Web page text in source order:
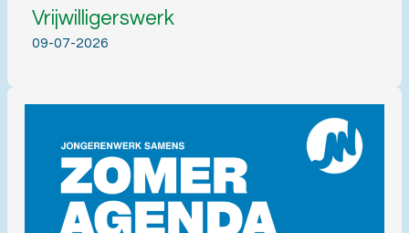
Vrijwilligerswerk
09-07-2026